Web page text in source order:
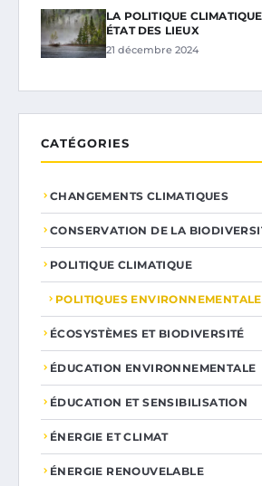
LA POLITIQUE
ÉTAT DES LIEUX
21 décembre 2024
CATÉGORIES
CHANGEMENTS CLIMATIQUES
CONSERVATION DE LA
POLITIQUE CLIMATIQUE
POLITIQUES
ÉCOSYSTÈMES ET BIODIVERSITÉ
ÉDUCATION ENVIRONNEMENTALE
ÉDUCATION ET SENSIBILISATION
ÉNERGIE ET CLIMAT
ÉNERGIE RENOUVELABLE